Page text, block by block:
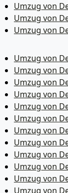
Umzug von
Umzug von
Umzug von
Umzug von
Umzug von
Umzug von
Umzug von
Umzug von
Umzug von
Umzug von
Umzug von
Umzug von
Umzug von
Umzug von
Umzug von